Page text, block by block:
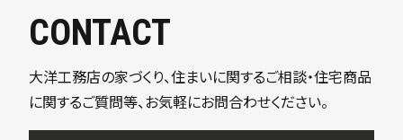
CONTACT
大洋工務店の家づくり、住まいに関するご相談・住宅商品
に関するご質問等、お気軽にお問合わせください。